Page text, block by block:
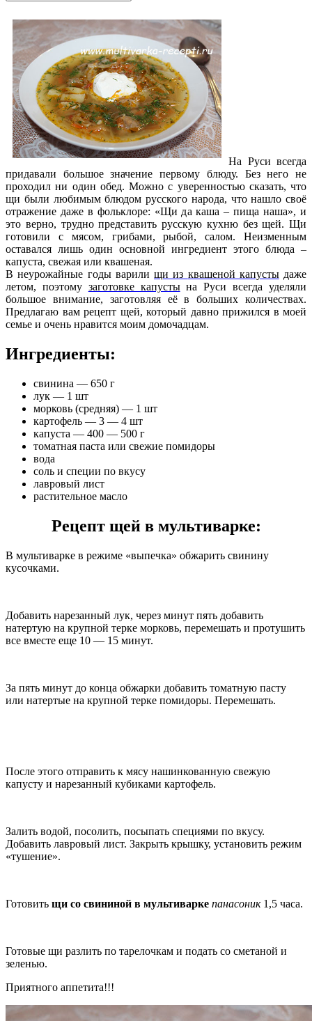
На Руси всегда
придавали большое значение первому блюду. Без него не
проходил ни один обед. Можно с уверенностью сказать, что
щи были любимым блюдом русского народа, что нашло своё
отражение даже в фольклоре: «Щи да каша – пища наша», и
это верно, трудно представить русскую кухню без щей. Щи
готовили с мясом, грибами, рыбой, салом. Неизменным
оставался лишь один основной ингредиент этого блюда –
капуста, свежая или квашеная.
В неурожайные годы варили щи из квашеной капустыдаже
летом, поэтому заготовке капустына Руси всегда уделяли
большое внимание, заготовляя её в больших количествах.
Предлагаю вам рецепт щей, который давно прижился в моей
семье и очень нравится моим домочадцам.
Ингредиенты:
свинина — 650 г
лук — 1 шт
морковь (средняя) — 1 шт
картофель — 3 — 4 шт
капуста — 400 — 500 г
томатная паста или свежие помидоры
вода
соль и специи по вкусу
лавровый лист
растительное масло
Рецепт щей в мультиварке:
В мультиварке в режиме «выпечка» обжарить свинину
кусочками.
Добавить нарезанный лук, через минут пять добавить
натертую на крупной терке морковь, перемешать и протушить
все вместе еще 10 — 15 минут.
За пять минут до конца обжарки добавить томатную пасту
или натертые на крупной терке помидоры. Перемешать.
После этого отправить к мясу нашинкованную свежую
капусту и нарезанный кубиками картофель.
Залить водой, посолить, посыпать специями по вкусу.
Добавить лавровый лист. Закрыть крышку, установить режим
«тушение».
Готовить щи со свининой в мультиварке панасоник1,5 часа.
Готовые щи разлить по тарелочкам и подать со сметаной и
зеленью.
Приятного аппетита!!!